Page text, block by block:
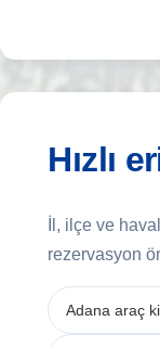
Hızlı
İl, ilçe ve
rezervasyon
Adana araç